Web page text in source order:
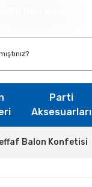
Parti
Aksesuarları
Balon Konfetisi